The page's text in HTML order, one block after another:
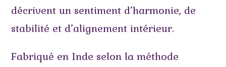
décrivent un sentiment d’harmonie, de
stabilité et d’alignement intérieur.
Fabriqué en Inde selon la méthode